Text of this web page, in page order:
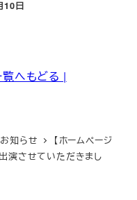
10日
へもどる |
お知らせ
【ホームページ
演させていただきまし